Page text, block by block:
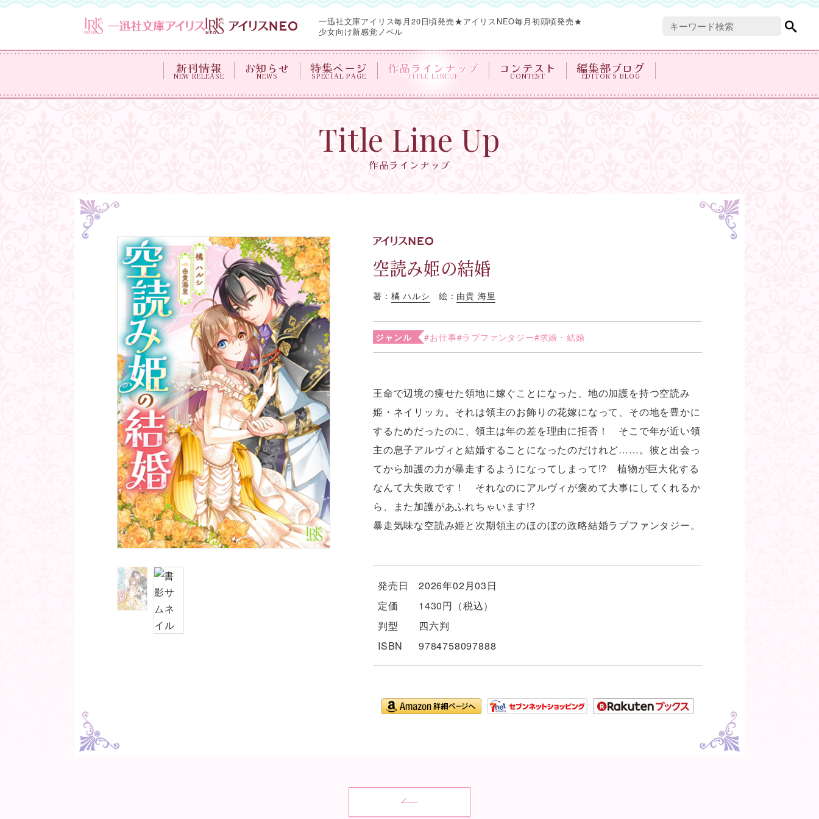
一迅社文庫アイリス毎月20日頃発売★アイリスNEO毎月初頭頃発売★
少女向け新感覚ノベル
新刊情報
NEW RELEASE
お知らせ
NEWS
特集ページ
SPECIAL PAGE
作品ラインナップ
TITLE LINEUP
コンテスト
CONTEST
編集部ブログ
EDITOR'S BLOG
Title Line Up
作品ラインナップ
空読み姫の結婚
著： 橘 ハルシ 絵： 由貴 海里
ジャンル #お仕事#ラブファンタジー#求婚・結婚
王命で辺境の痩せた領地に嫁ぐことになった、地の加護を持つ空読み
姫・ネイリッカ。それは領主のお飾りの花嫁になって、その地を豊かに
するためだったのに、領主は年の差を理由に拒否！ そこで年が近い領
主の息子アルヴィと結婚することになったのだけれど……。彼と出会っ
てから加護の力が暴走するようになってしまって!? 植物が巨大化する
なんて大失敗です！ それなのにアルヴィが褒めて大事にしてくれるか
ら、また加護があふれちゃいます!?
暴走気味な空読み姫と次期領主のほのぼの政略結婚ラブファンタジー。
発売日
2026年02月03日
定価
1430円（税込）
判型
四六判
ISBN
9784758097888